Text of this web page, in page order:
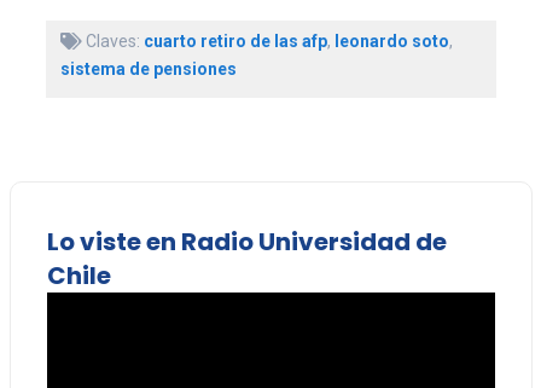
Claves: cuarto retiro de las afp, leonardo soto,
sistema de pensiones
Lo viste en Radio Universidad de
Chile